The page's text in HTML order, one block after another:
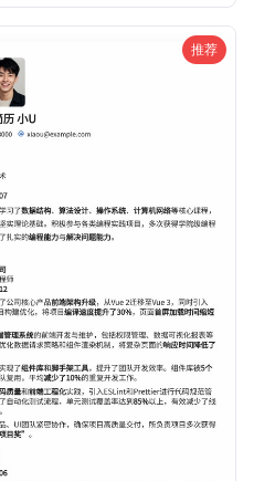
学历背景，展现专业能力的新
推荐